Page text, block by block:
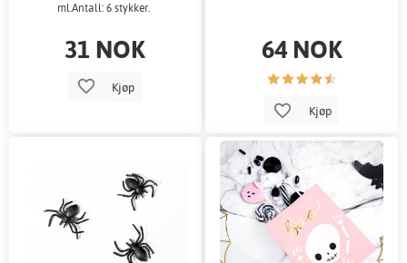
ml.Antall: 6 stykker.
31 NOK
Kjøp
64 NOK
Kjøp